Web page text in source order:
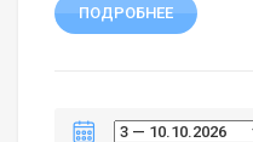
ПОДРОБНЕЕ